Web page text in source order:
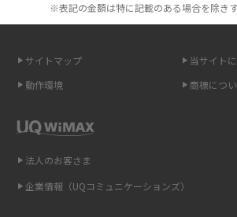
2015年12月(8)
2015年10月(8)
2015年8月(7)
2015年7月(9)
2015年6月(8)
無制限で利用できるポケット型Wi-Fiは？選び方や
ポケット型Wi-Fi（モバイルWi-Fi）とは？おススメす
即日受け取りできるポケット型Wi-Fiはある？すぐに
ONU（光回線終端装置）とは？モデム・ルーター・
※表記の金額は特に記載のある場合を除き
サイトマップ
当サイト
動作環境
商標につ
法人のお客さま
企業情報（UQコミュニケーションズ）